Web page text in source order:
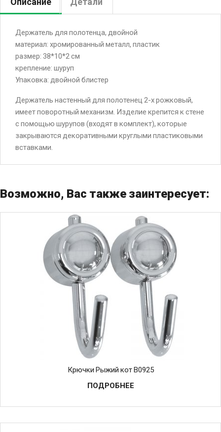
Держатель для полотенца, двойной
материал: хромированный металл, пластик
размер: 38*10*2 см
крепление: шуруп
Упаковка: двойной блистер
Держатель настенный для полотенец 2-х рожковый,
имеет поворотный механизм. Изделие крепится к стене
с помощью шурупов (входят в комплект), которые
закрываются декоративными круглыми пластиковыми
вставками.
Возможно, Вас также заинтересует:
Крючки Рыжий кот B0925
ПОДРОБНЕЕ